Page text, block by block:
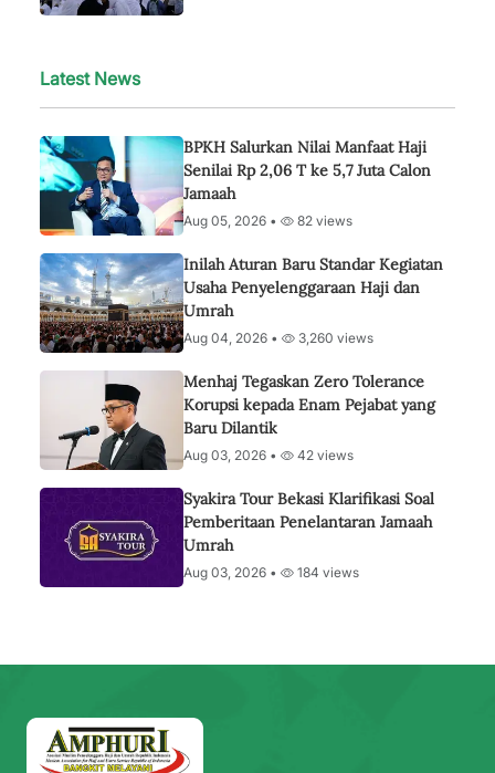
Latest News
BPKH Salurkan Nilai Manfaat Haji
Senilai Rp 2,06 T ke 5,7 Juta Calon
Jamaah
Aug 05, 2026 • 82 views
Inilah Aturan Baru Standar Kegiatan
Usaha Penyelenggaraan Haji dan
Umrah
Aug 04, 2026 • 3,260 views
Menhaj Tegaskan Zero Tolerance
Korupsi kepada Enam Pejabat yang
Baru Dilantik
Aug 03, 2026 • 42 views
Syakira Tour Bekasi Klarifikasi Soal
Pemberitaan Penelantaran Jamaah
Umrah
Aug 03, 2026 • 184 views